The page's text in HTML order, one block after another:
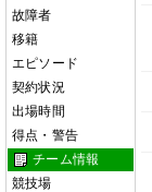
故障者
移籍
エピソード
契約状況
出場時間
得点・警告
チーム情報
競技場